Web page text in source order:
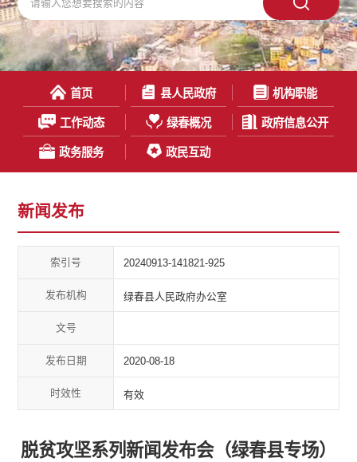
首页 县人民政府 机构职能
工作动态 绿春概况 政府信息公开
政务服务 政民互动
新闻发布
索引号 20240913-141821-925
发布机构 绿春县人民政府办公室
文号
发布日期 2020-08-18
时效性 有效
脱贫攻坚系列新闻发布会（绿春县专场）